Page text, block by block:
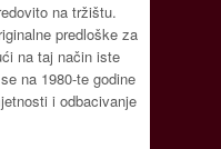
na tržištu.
predloške za
na taj način iste
na 1980-te godine
i odbacivanje